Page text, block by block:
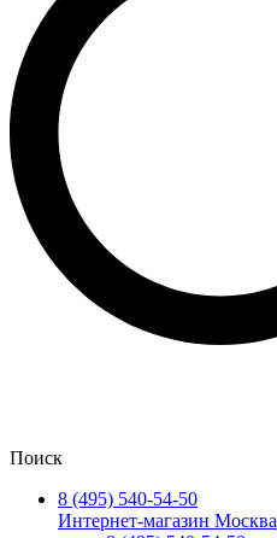
Поиск
8 (495) 540-54-50
Интернет-магазин Москва